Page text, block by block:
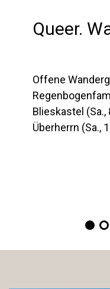
Queer.
Offene
Blieskastel
Überherrn (Sa.,